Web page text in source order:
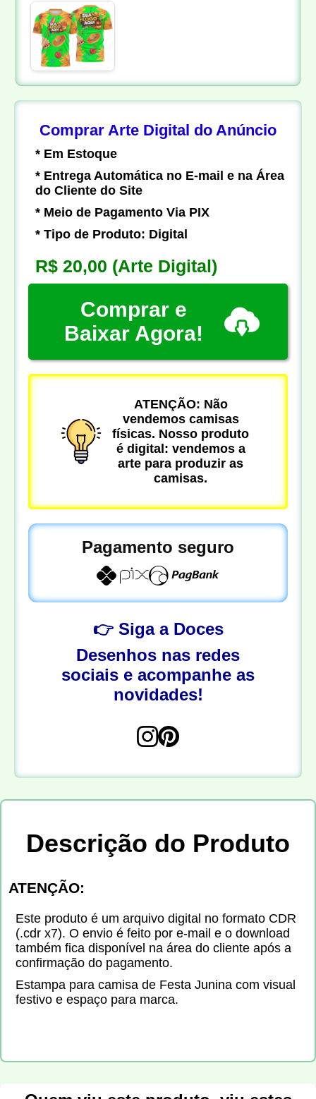
Comprar Arte Digital do Anúncio
* Em Estoque
* Entrega Automática no E-mail e na Área
do Cliente do Site
* Meio de Pagamento Via PIX
* Tipo de Produto: Digital
R$ 20,00 (Arte Digital)
Comprar e
Baixar Agora!
ATENÇÃO: Não
vendemos camisas
físicas. Nosso produto
é digital: vendemos a
arte para produzir as
camisas.
Pagamento seguro
👉 Siga a Doces
Desenhos nas redes
sociais e acompanhe as
novidades!
Descrição do Produto
ATENÇÃO:
Este produto é um arquivo digital no formato CDR
(.cdr x7). O envio é feito por e-mail e o download
também fica disponível na área do cliente após a
confirmação do pagamento.
Estampa para camisa de Festa Junina com visual
festivo e espaço para marca.